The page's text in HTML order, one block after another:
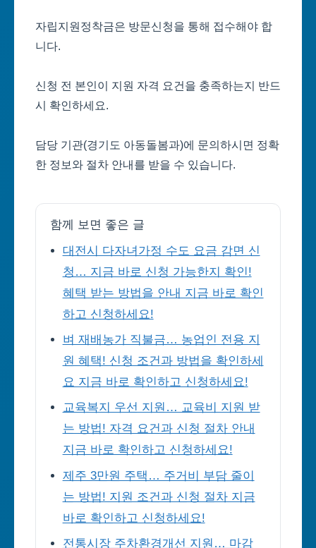
자립지원정착금은 방문신청을 통해 접수해야 합
니다.
신청 전 본인이 지원 자격 요건을 충족하는지 반드
시 확인하세요.
담당 기관(경기도 아동돌봄과)에 문의하시면 정확
한 정보와 절차 안내를 받을 수 있습니다.
함께 보면 좋은 글
대전시 다자녀가정 수도 요금 감면 신
청… 지금 바로 신청 가능한지 확인!
혜택 받는 방법을 안내 지금 바로 확인
하고 신청하세요!
벼 재배농가 직불금… 농업인 전용 지
원 혜택! 신청 조건과 방법을 확인하세
요 지금 바로 확인하고 신청하세요!
교육복지 우선 지원… 교육비 지원 받
는 방법! 자격 요건과 신청 절차 안내
지금 바로 확인하고 신청하세요!
제주 3만원 주택… 주거비 부담 줄이
는 방법! 지원 조건과 신청 절차 지금
바로 확인하고 신청하세요!
전통시장 주차환경개선 지원… 마감